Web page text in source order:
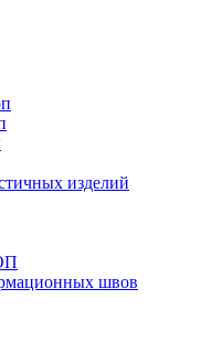
изделий
швов